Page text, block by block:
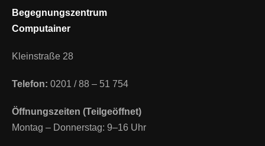
Begegnungszentrum
Computainer
Kleinstraße 28
Telefon: 0201 / 88 – 51 754
Öffnungszeiten (Teilgeöffnet)
Montag – Donnerstag: 9–16 Uhr